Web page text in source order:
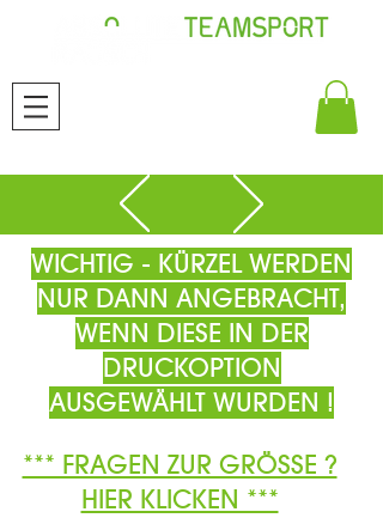
WICHTIG - KÜRZEL WERDEN
NUR DANN ANGEBRACHT,
WENN DIESE IN DER
DRUCKOPTION
AUSGEWÄHLT WURDEN !
*** FRAGEN ZUR GRÖSSE ?
HIER KLICKEN ***